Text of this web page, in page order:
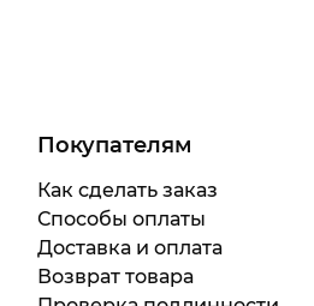
Покупателям
Как сделать заказ
Способы оплаты
Доставка и оплата
Возврат товара